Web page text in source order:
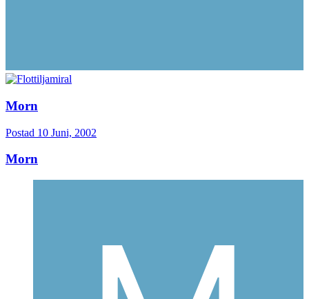
Morn
Postad 10 Juni, 2002
Morn